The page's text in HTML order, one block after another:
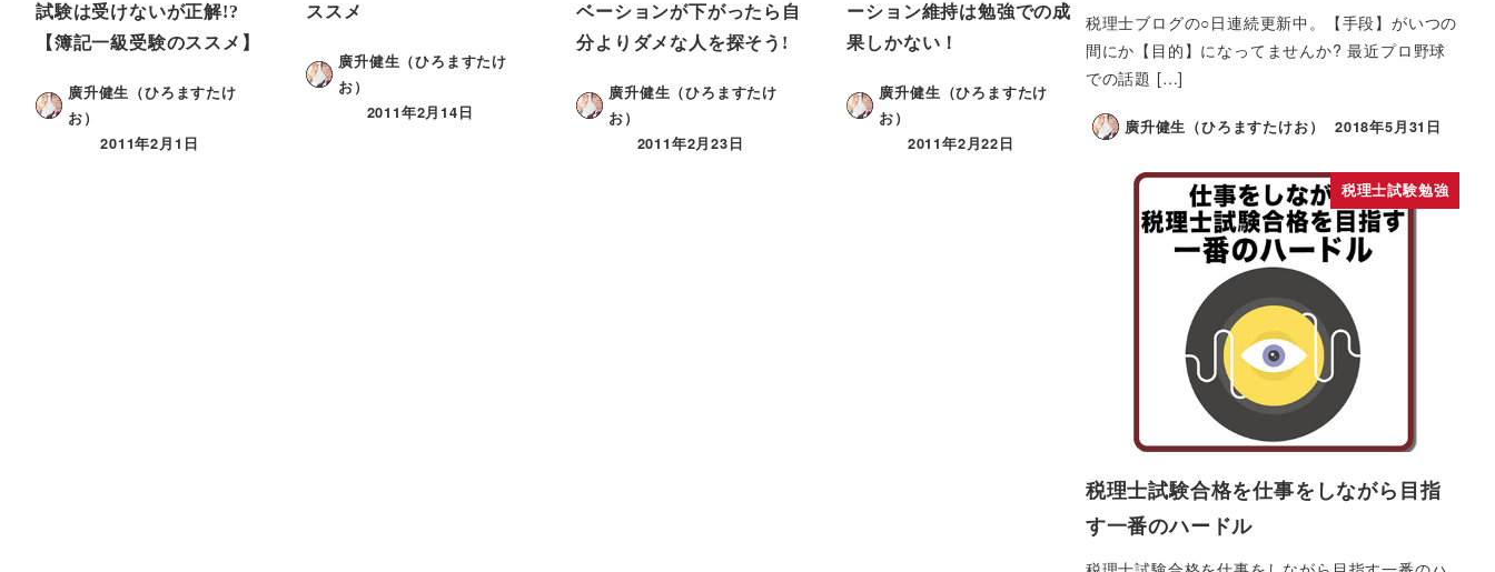
試験は受けないが正解!?
【簿記一級受験のススメ】
廣升健生（ひろますたけ
お）
2011年2月1日
ススメ
廣升健生（ひろますたけ
お）
2011年2月14日
ベーションが下がったら自
分よりダメな人を探そう!
廣升健生（ひろますたけ
お）
2011年2月23日
ーション維持は勉強での成
果しかない！
廣升健生（ひろますたけ
お）
2011年2月22日
税理士ブログの○日連続更新中。【手段】がいつの
間にか【目的】になってませんか? 最近プロ野球
での話題 […]
廣升健生（ひろますたけお） 2018年5月31日
税理士試験勉強
税理士試験合格を仕事をしながら目指
す一番のハードル